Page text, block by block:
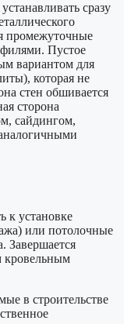
сразу
промежуточные
Пустое
вариантом для
которая не
стен обшивается
сторона
сайдингом,
к установке
или потолочные
Завершается
кровельным
в строительстве